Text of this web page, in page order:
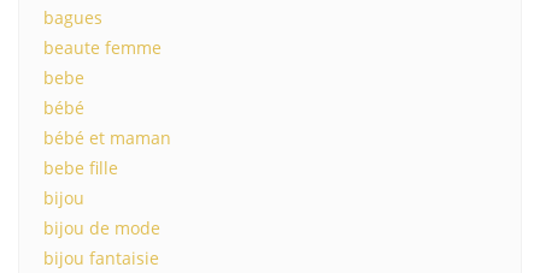
bagues
beaute femme
bebe
bébé
bébé et maman
bebe fille
bijou
bijou de mode
bijou fantaisie